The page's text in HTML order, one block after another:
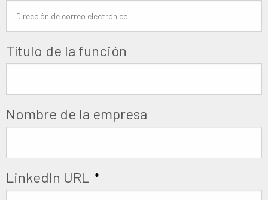
Título de la función
Nombre de la empresa
LinkedIn URL *